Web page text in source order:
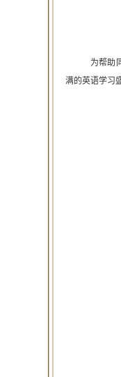
为帮助同学
满的英语学习